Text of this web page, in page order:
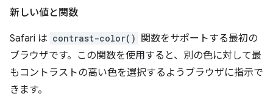
新しい値と関数
Safari は contrast-color()
関数をサポートする最初の
ブラウザです。この関数を使用すると、別の色に対して最
もコントラストの高い色を選択するようブラウザに指示で
きます。